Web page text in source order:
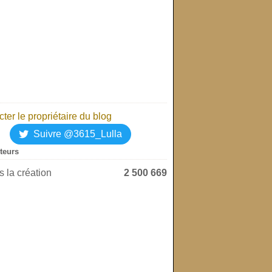
le propriétaire du blog
Suivre @3615_Lulla
la création 2 500 669